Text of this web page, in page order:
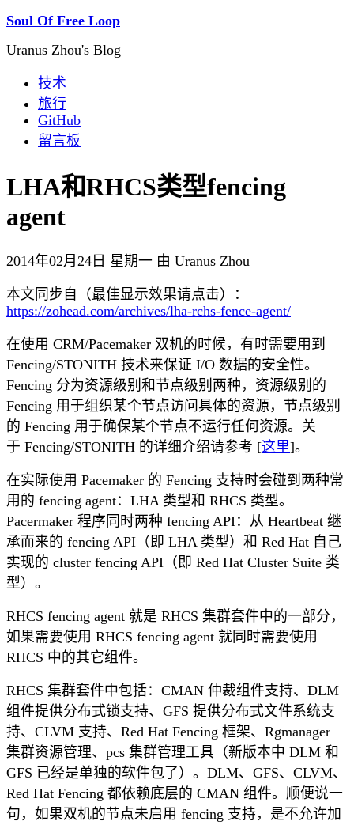
Soul Of Free Loop
Uranus Zhou's Blog
技术
旅行
GitHub
留言板
LHA和RHCS类型fencing
agent
2014年02月24日 星期一 由 Uranus Zhou
本文同步自（最佳显示效果请点击）：
https://zohead.com/archives/lha-rchs-fence-agent/
在使用 CRM/Pacemaker 双机的时候，有时需要用到
Fencing/STONITH 技术来保证 I/O 数据的安全性。
Fencing 分为资源级别和节点级别两种，资源级别的
Fencing 用于组织某个节点访问具体的资源，节点级别
的 Fencing 用于确保某个节点不运行任何资源。关
于 Fencing/STONITH 的详细介绍请参考 [这里]。
在实际使用 Pacemaker 的 Fencing 支持时会碰到两种常
用的 fencing agent：LHA 类型和 RHCS 类型。
Pacermaker 程序同时两种 fencing API：从 Heartbeat 继
承而来的 fencing API（即 LHA 类型）和 Red Hat 自己
实现的 cluster fencing API（即 Red Hat Cluster Suite 类
型）。
RHCS fencing agent 就是 RHCS 集群套件中的一部分，
如果需要使用 RHCS fencing agent 就同时需要使用
RHCS 中的其它组件。
RHCS 集群套件中包括：CMAN 仲裁组件支持、DLM
组件提供分布式锁支持、GFS 提供分布式文件系统支
持、CLVM 支持、Red Hat Fencing 框架、Rgmanager
集群资源管理、pcs 集群管理工具（新版本中 DLM 和
GFS 已经是单独的软件包了）。DLM、GFS、CLVM、
Red Hat Fencing 都依赖底层的 CMAN 组件。顺便说一
句，如果双机的节点未启用 fencing 支持，是不允许加